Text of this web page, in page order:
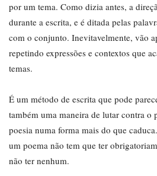
por um tema. Como dizia antes, a
durante a escrita, e é ditada pelas
com o conjunto. Inevitavelmente, vão
repetindo expressões e contextos que
temas.
É um método de escrita que pode
também uma maneira de lutar contra o
poesia numa forma mais do que
um poema não tem que ter
não ter nenhum.